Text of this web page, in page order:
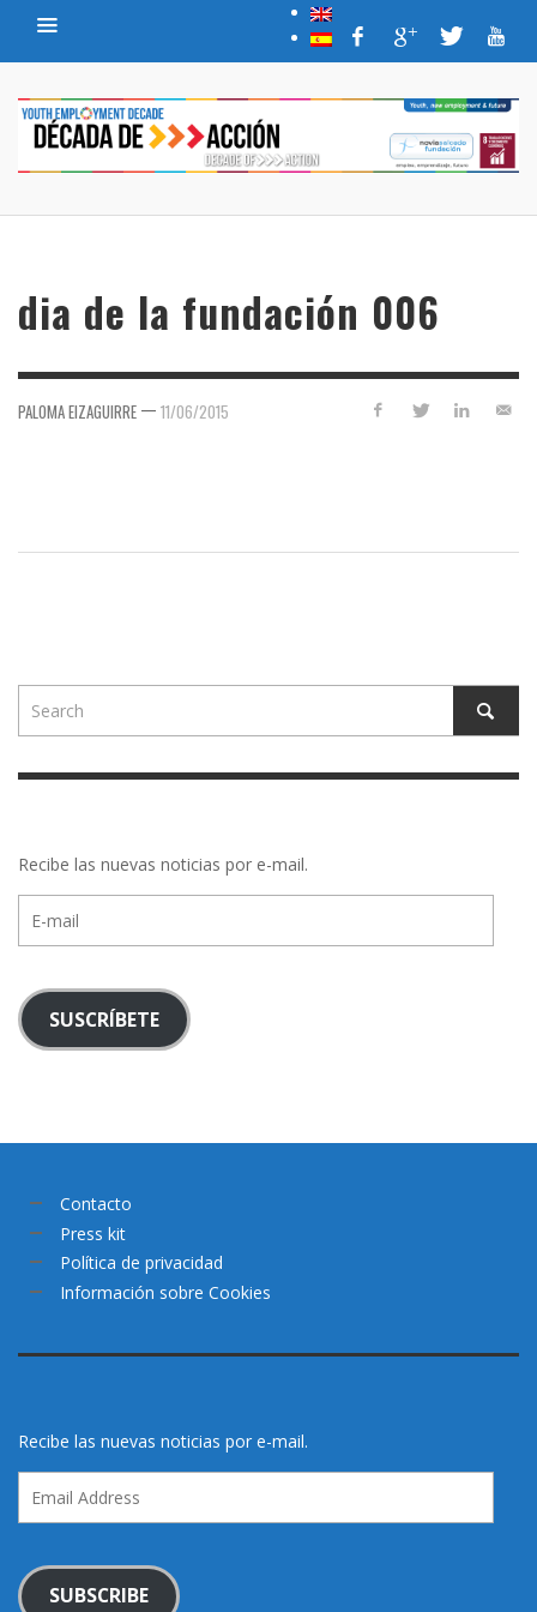
dia de la fundación 006
PALOMA EIZAGUIRRE — 11/06/2015
Recibe las nuevas noticias por e-mail.
mail
SUSCRÍBETE
Contacto
Press kit
Política de privacidad
Información sobre Cookies
Recibe las nuevas noticias por e-mail.
Address
SUBSCRIBE